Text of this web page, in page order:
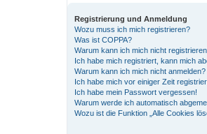
Registrierung und Anmeldung
Wozu muss ich mich registrieren?
Was ist COPPA?
Warum kann ich mich nicht
Ich habe mich registriert, kann mich
Warum kann ich mich nicht anmelden?
Ich habe mich vor einiger Zeit
Ich habe mein Passwort vergessen!
Warum werde ich automatisch
Wozu ist die Funktion „Alle Cookies